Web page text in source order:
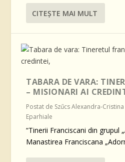
CITEŞTE MAI MULT
TABARA DE VARA:
– MISIONARI AI
Postat de Szűcs Alexandra-Cristina
Eparhiale
“Tinerii Franciscani din grupul
Manastirea Franciscana